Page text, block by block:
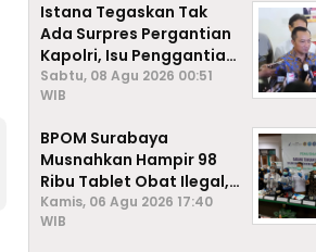
Istana Tegaskan Tak
Ada Surpres Pergantian
Kapolri, Isu Penggantian
Listyo Sigit Dipastikan
Hoaks
Sabtu, 08 Agu 2026 00:51
WIB
BPOM Surabaya
Musnahkan Hampir 98
Ribu Tablet Obat Ilegal,
Cegah Penyalahgunaan
di Kalangan Pelajar
Kamis, 06 Agu 2026 17:40
WIB